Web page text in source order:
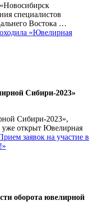
специалистов
Востока …
«Ювелирная
Сибири-2023»
Сибири-2023»,
уже открыт Ювелирная
заявок на участие в
оборота ювелирной